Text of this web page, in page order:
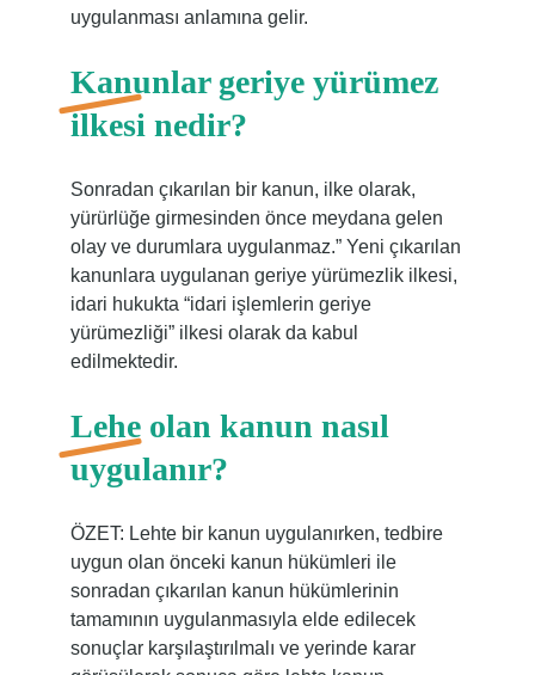
uygulanması anlamına gelir.
Kanunlar geriye yürümez
ilkesi nedir?
Sonradan çıkarılan bir kanun, ilke olarak,
yürürlüğe girmesinden önce meydana gelen
olay ve durumlara uygulanmaz.” Yeni çıkarılan
kanunlara uygulanan geriye yürümezlik ilkesi,
idari hukukta “idari işlemlerin geriye
yürümezliği” ilkesi olarak da kabul
edilmektedir.
Lehe olan kanun nasıl
uygulanır?
ÖZET: Lehte bir kanun uygulanırken, tedbire
uygun olan önceki kanun hükümleri ile
sonradan çıkarılan kanun hükümlerinin
tamamının uygulanmasıyla elde edilecek
sonuçlar karşılaştırılmalı ve yerinde karar